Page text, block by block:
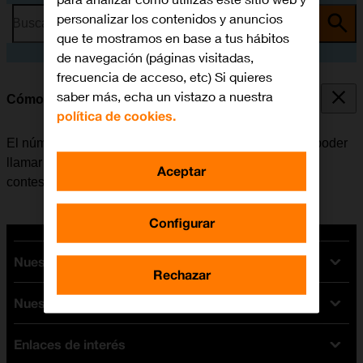
Busca por problema o tema
Cómo guardar el número del contestador
El número del contestador se puede guardar para así poder
llamar y escuchar los mensajes que han dejado en el
contestador.
Nuestras tarifas
Tarifas Orange
Tarifas fibra y móvil
Tarifas móviles
Nuestros dispositivos
Ofertas en móviles
Enlaces de interés
personalizar los contenidos y anuncios
que te mostramos en base a tus hábitos
de navegación (páginas visitadas,
frecuencia de acceso, etc) Si quieres
saber más, echa un vistazo a nuestra
política de cookies.
Configurar
Rechazar
Aceptar